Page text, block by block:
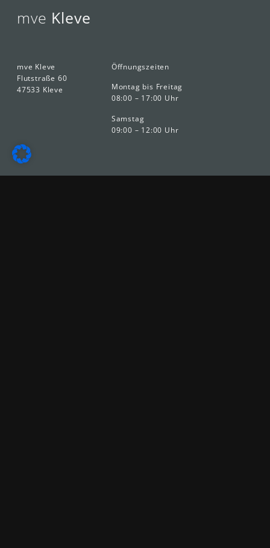
mve Kleve
mve Kleve
Flutstraße 60
47533 Kleve
Öffnungszeiten
Montag bis Freitag
08:00 – 17:00 Uhr
Samstag
09:00 – 12:00 Uhr